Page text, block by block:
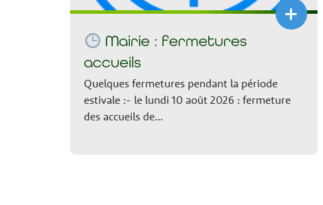
+
Mairie : fermetures
accueils
Quelques fermetures pendant la période
estivale :- le lundi 10 août 2026 : fermeture
des accueils de...